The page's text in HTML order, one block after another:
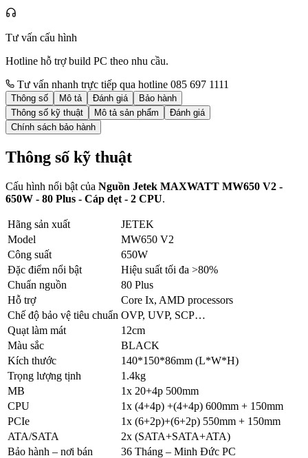
Tư vấn cấu hình
Hotline hỗ trợ build PC theo nhu cầu.
Tư vấn nhanh trực tiếp qua hotline 085 697 1111
Thông số Mô tả Đánh giá
Bảo hành
Thông số kỹ thuật
Mô tả sản phẩm
Đánh giá
Chính sách bảo hành
Thông số kỹ thuật
Cấu hình nổi bật của Nguồn Jetek MAXWATT MW650 V2 -
650W - 80 Plus - Cáp dẹt - 2 CPU.
Hãng sản xuất
JETEK
Model
MW650 V2
Công suất
650W
Đặc điểm nổi bật
Hiệu suất tối đa >80%
Chuẩn nguồn
80 Plus
Hỗ trợ
Core Ix, AMD processors
Chế độ bảo vệ tiêu chuẩn OVP, UVP, SCP…
Quạt làm mát
12cm
Màu sắc
BLACK
Kích thước
140*150*86mm (L*W*H)
Trọng lượng tịnh
1.4kg
MB
1x 20+4p 500mm
CPU
1x (4+4p) +(4+4p) 600mm + 150mm
PCIe
1x (6+2p)+(6+2p) 550mm + 150mm
ATA/SATA
2x (SATA+SATA+ATA)
Bảo hành – nơi bán
36 Tháng – Minh Đức PC